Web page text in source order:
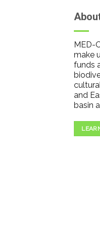
MED-
make
funds
and
basin